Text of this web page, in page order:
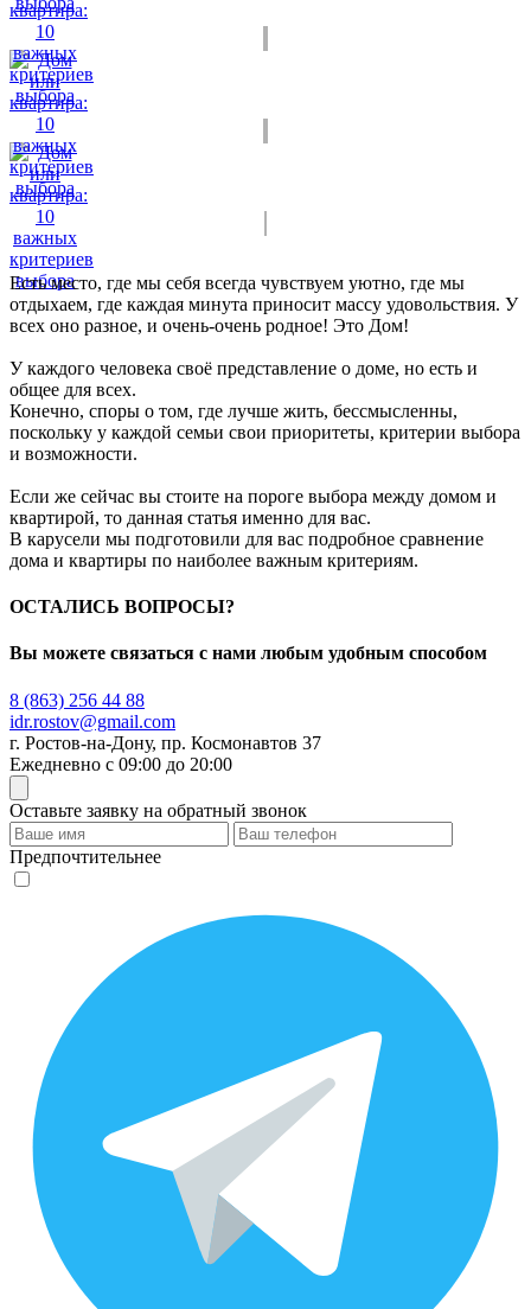
Есть место, где мы себя всегда чувствуем уютно, где мы
отдыхаем, где каждая минута приносит массу удовольствия. У
всех оно разное, и очень-очень родное! Это Дом!
У каждого человека своё представление о доме, но есть и
общее для всех.
Конечно, споры о том, где лучше жить, бессмысленны,
поскольку у каждой семьи свои приоритеты, критерии выбора
и возможности.
Если же сейчас вы стоите на пороге выбора между домом и
квартирой, то данная статья именно для вас.
В карусели мы подготовили для вас подробное сравнение
дома и квартиры по наиболее важным критериям.
ОСТАЛИСЬ ВОПРОСЫ?
Вы можете связаться с нами любым удобным способом
8 (863) 256 44 88
idr.rostov@gmail.com
г. Ростов-на-Дону, пр. Космонавтов 37
Ежедневно с 09:00 до 20:00
Оставьте заявку на обратный звонок
Предпочтительнее